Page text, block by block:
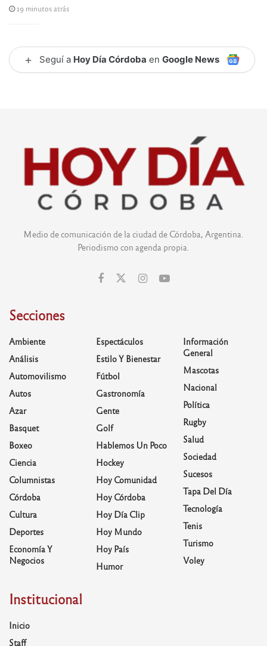
19 minutos atrás
+ Seguí a Hoy Día Córdoba en Google News
Medio de comunicación de la ciudad de Córdoba, Argentina.
Periodismo con agenda propia.
Secciones
Ambiente
Análisis
Automovilismo
Autos
Azar
Basquet
Boxeo
Ciencia
Columnistas
Córdoba
Cultura
Deportes
Economía Y
Negocios
Espectáculos
Estilo Y Bienestar
Fútbol
Gastronomía
Gente
Golf
Hablemos Un Poco
Hockey
Hoy Comunidad
Hoy Córdoba
Hoy Día Clip
Hoy Mundo
Hoy País
Humor
Información
General
Mascotas
Nacional
Política
Rugby
Salud
Sociedad
Sucesos
Tapa Del Día
Tecnología
Tenis
Turismo
Voley
Institucional
Inicio
Staff